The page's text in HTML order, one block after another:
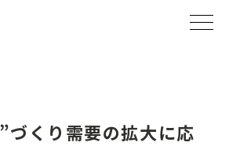
づくり需要の拡大に応